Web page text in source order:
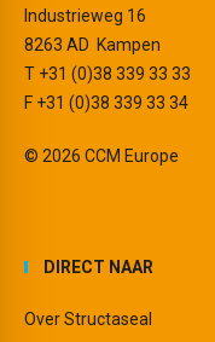
Industrieweg 16
8263 AD Kampen
T +31 (0)38 339 33 33
F +31 (0)38 339 33 34
© 2026 CCM Europe
DIRECT NAAR
Over Structaseal